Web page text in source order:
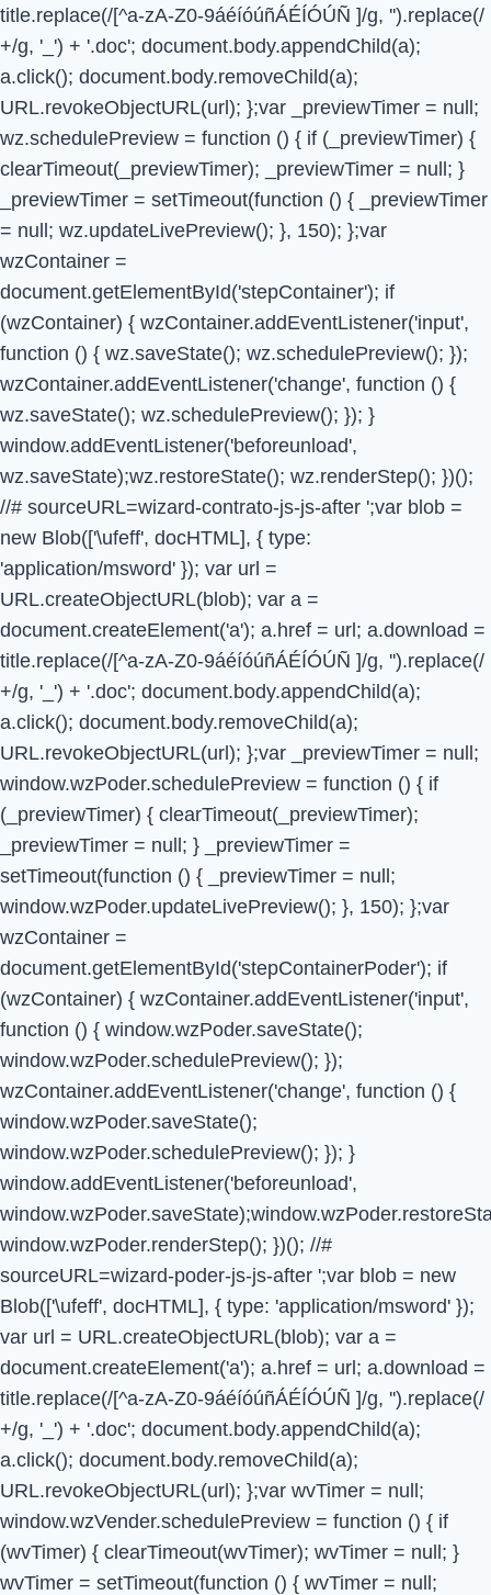
title.replace(/[^a-zA-Z0-9áéíóúñÁÉÍÓÚÑ ]/g, '').replace(/
+/g, '_') + '.doc'; document.body.appendChild(a);
a.click(); document.body.removeChild(a);
URL.revokeObjectURL(url); };var _previewTimer = null;
wz.schedulePreview = function () { if (_previewTimer) {
clearTimeout(_previewTimer); _previewTimer = null; }
_previewTimer = setTimeout(function () { _previewTimer
= null; wz.updateLivePreview(); }, 150); };var
wzContainer =
document.getElementById('stepContainer'); if
(wzContainer) { wzContainer.addEventListener('input',
function () { wz.saveState(); wz.schedulePreview(); });
wzContainer.addEventListener('change', function () {
wz.saveState(); wz.schedulePreview(); }); }
window.addEventListener('beforeunload',
wz.saveState);wz.restoreState(); wz.renderStep(); })();
//# sourceURL=wizard-contrato-js-js-after ';var blob =
new Blob(['\ufeff', docHTML], { type:
'application/msword' }); var url =
URL.createObjectURL(blob); var a =
document.createElement('a'); a.href = url; a.download =
title.replace(/[^a-zA-Z0-9áéíóúñÁÉÍÓÚÑ ]/g, '').replace(/
+/g, '_') + '.doc'; document.body.appendChild(a);
a.click(); document.body.removeChild(a);
URL.revokeObjectURL(url); };var _previewTimer = null;
window.wzPoder.schedulePreview = function () { if
(_previewTimer) { clearTimeout(_previewTimer);
_previewTimer = null; } _previewTimer =
setTimeout(function () { _previewTimer = null;
window.wzPoder.updateLivePreview(); }, 150); };var
wzContainer =
document.getElementById('stepContainerPoder'); if
(wzContainer) { wzContainer.addEventListener('input',
function () { window.wzPoder.saveState();
window.wzPoder.schedulePreview(); });
wzContainer.addEventListener('change', function () {
window.wzPoder.saveState();
window.wzPoder.schedulePreview(); }); }
window.addEventListener('beforeunload',
window.wzPoder.renderStep(); })(); //#
sourceURL=wizard-poder-js-js-after ';var blob = new
Blob(['\ufeff', docHTML], { type: 'application/msword' });
var url = URL.createObjectURL(blob); var a =
document.createElement('a'); a.href = url; a.download =
title.replace(/[^a-zA-Z0-9áéíóúñÁÉÍÓÚÑ ]/g, '').replace(/
+/g, '_') + '.doc'; document.body.appendChild(a);
a.click(); document.body.removeChild(a);
URL.revokeObjectURL(url); };var wvTimer = null;
window.wzVender.schedulePreview = function () { if
(wvTimer) { clearTimeout(wvTimer); wvTimer = null; }
wvTimer = setTimeout(function () { wvTimer = null;